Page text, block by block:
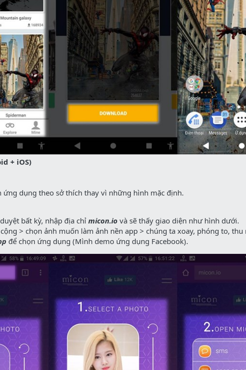
+ iOS)
ứng dụng theo sở thích thay vì những hình mặc định.
bất kỳ, nhập địa chỉ micon.io và sẽ thấy giao diện như hình dưới.
> chọn ảnh muốn làm ảnh nền app > chúng ta xoay, phóng to,
để chọn ứng dụng (Mình demo ứng dụng Facebook).